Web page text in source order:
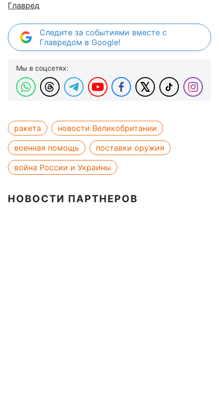
Главред
Следите за событиями вместе с
Главредом в Google!
Мы в соцсетях:
ракета
новости Великобритании
военная помощь
поставки оружия
война России и Украины
НОВОСТИ ПАРТНЕРОВ